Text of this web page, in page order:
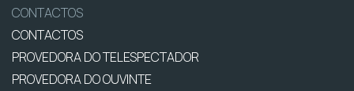
CONTACTOS
CONTACTOS
PROVEDORA DO TELESPECTADOR
PROVEDORA DO OUVINTE